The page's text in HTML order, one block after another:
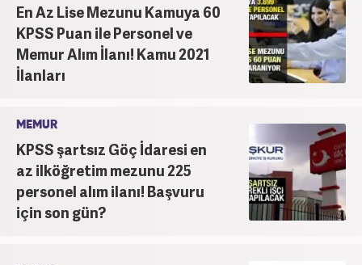
En Az Lise Mezunu Kamuya 60
KPSS Puan ile Personel ve
Memur Alım İlanı! Kamu 2021
İlanları
MEMUR
KPSS şartsız Göç İdaresi en
az ilköğretim mezunu 225
personel alım ilanı! Başvuru
için son gün?